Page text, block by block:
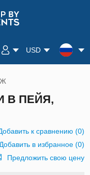
USD
В ПЕЙЯ,
к сравнению (0)
Добавить в избранное(0)
Предложить свою цену